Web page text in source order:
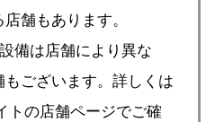
舗もあります。
備は店舗により異な
ございます。詳しくは
トの店舗ページでご確